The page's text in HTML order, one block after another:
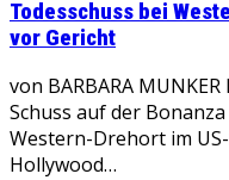
Todesschuss bei
vor Gericht
von BARBARA
Schuss auf der
Western-Drehort im
Hollywood…